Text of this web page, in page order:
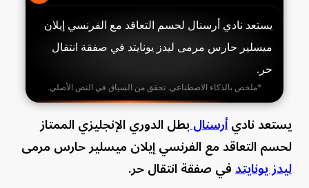
يستعد نادي أرسنال لحسم التعاقد مع الفرنسي إيلان
ميسلير حارس مرمى ليدز يونايتد في صفقة انتقال
حر.
*ملخص بالذكاء الاصطناعي. تحقق من السياق في النص الأصلي.
يستعد ناديأرسنالبطل الدوري الإنجليزي الممتاز
لحسم التعاقد مع الفرنسي إيلان ميسلير حارس مرمى
ليدز يونايتدفي صفقة انتقال حر.